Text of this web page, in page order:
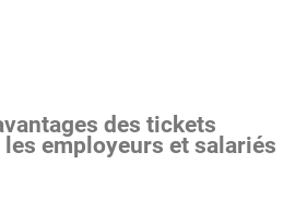
des tickets
employeurs et salariés